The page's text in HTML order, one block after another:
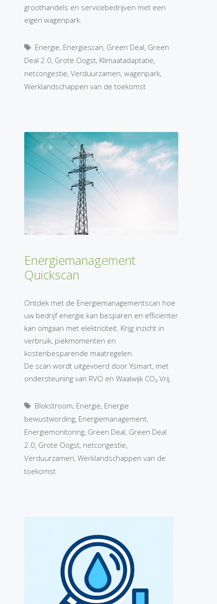
groothandels en servicebedrijven met een
eigen wagenpark.
Tags
Energie, Energiescan, Green Deal, Green
Deal 2.0, Grote Oogst, Klimaatadaptatie,
netcongestie, Verduurzamen, wagenpark,
Werklandschappen van de toekomst
Energiemanagement
Quickscan
Ontdek met de Energiemanagementscan hoe
uw bedrijf energie kan besparen en efficiënter
kan omgaan met elektriciteit. Krijg inzicht in
verbruik, piekmomenten en
kostenbesparende maatregelen.
De scan wordt uitgevoerd door Ysmart, met
ondersteuning van RVO en Waalwijk CO₂ Vrij.
Tags
Blokstroom, Energie, Energie
bewustwording, Energiemanagement,
Energiemonitoring, Green Deal, Green Deal
2.0, Grote Oogst, netcongestie,
Verduurzamen, Werklandschappen van de
toekomst